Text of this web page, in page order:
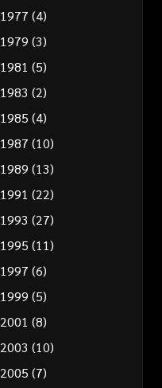
1977 (4)
1979 (3)
1981 (5)
1983 (2)
1985 (4)
1987 (10)
1989 (13)
1991 (22)
1993 (27)
1995 (11)
1997 (6)
1999 (5)
2001 (8)
2003 (10)
2005 (7)